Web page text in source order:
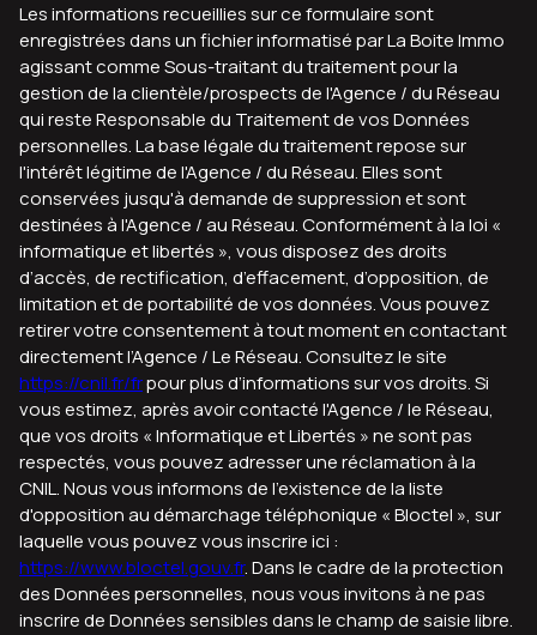
Les informations recueillies sur ce formulaire sont
enregistrées dans un fichier informatisé par La Boite Immo
agissant comme Sous-traitant du traitement pour la
gestion de la clientèle/prospects de l'Agence / du Réseau
qui reste Responsable du Traitement de vos Données
personnelles. La base légale du traitement repose sur
l'intérêt légitime de l'Agence / du Réseau. Elles sont
conservées jusqu'à demande de suppression et sont
destinées à l'Agence / au Réseau. Conformément à la loi «
informatique et libertés », vous disposez des droits
d’accès, de rectification, d’effacement, d’opposition, de
limitation et de portabilité de vos données. Vous pouvez
retirer votre consentement à tout moment en contactant
directement l’Agence / Le Réseau. Consultez le site
https://cnil.fr/frpour plus d’informations sur vos droits. Si
vous estimez, après avoir contacté l'Agence / le Réseau,
que vos droits « Informatique et Libertés » ne sont pas
respectés, vous pouvez adresser une réclamation à la
CNIL. Nous vous informons de l’existence de la liste
d'opposition au démarchage téléphonique « Bloctel », sur
laquelle vous pouvez vous inscrire ici :
https://www.bloctel.gouv.fr. Dans le cadre de la protection
des Données personnelles, nous vous invitons à ne pas
inscrire de Données sensibles dans le champ de saisie libre.